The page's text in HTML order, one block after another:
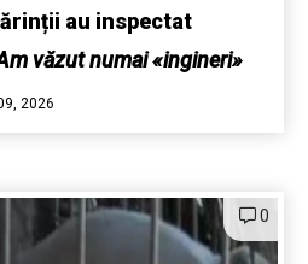
au inspectat
văzut numai «ingineri»
2026
0